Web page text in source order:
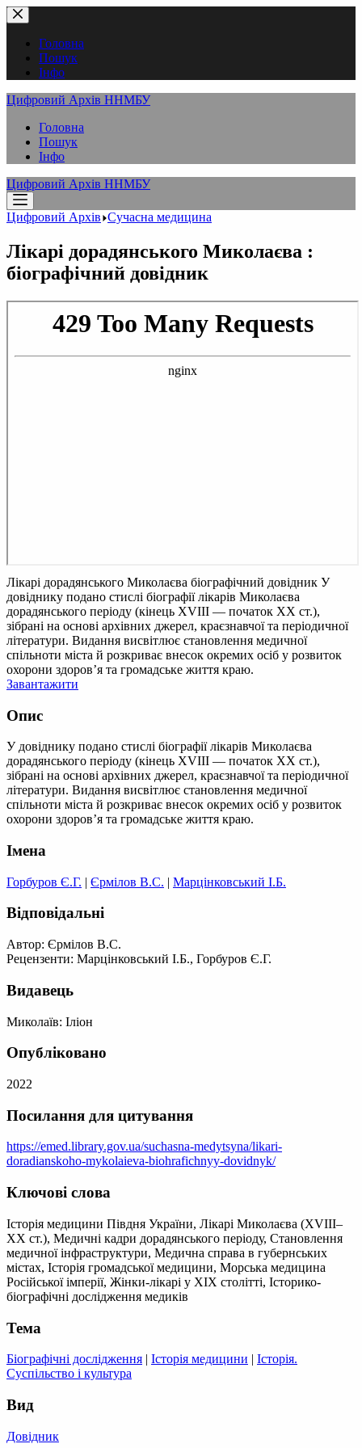
Перейти
до
вмістуГоловна
Пошук
Інфо
Цифровий Архів ННМБУ
Головна
Пошук
Інфо
Цифровий Архів ННМБУ
Цифровий Архів Сучасна медицина
Лікарі дорадянського Миколаєва :
біографічний довідник
Лікарі дорадянського Миколаєва біографічний довідник У
довіднику подано стислі біографії лікарів Миколаєва
дорадянського періоду (кінець XVIII — початок ХХ ст.),
зібрані на основі архівних джерел, краєзнавчої та періодичної
літератури. Видання висвітлює становлення медичної
спільноти міста й розкриває внесок окремих осіб у розвиток
охорони здоров’я та громадське життя краю.
Завантажити
Опис
У довіднику подано стислі біографії лікарів Миколаєва
дорадянського періоду (кінець XVIII — початок ХХ ст.),
зібрані на основі архівних джерел, краєзнавчої та періодичної
літератури. Видання висвітлює становлення медичної
спільноти міста й розкриває внесок окремих осіб у розвиток
охорони здоров’я та громадське життя краю.
Імена
Горбуров Є.Г. | Єрмілов В.С. | Марцінковський І.Б.
Відповідальні
Автор: Єрмілов В.С.
Рецензенти: Марцінковський І.Б., Горбуров Є.Г.
Видавець
Миколаїв: Іліон
Опубліковано
2022
Посилання для цитування
https://emed.library.gov.ua/suchasna-medytsyna/likari-
doradianskoho-mykolaieva-biohrafichnyy-dovidnyk/
Ключові слова
Історія медицини Півдня України, Лікарі Миколаєва (XVIII–
XX ст.), Медичні кадри дорадянського періоду, Становлення
медичної інфраструктури, Медична справа в губернських
містах, Історія громадської медицини, Морська медицина
Російської імперії, Жінки-лікарі у ХІХ столітті, Історико-
біографічні дослідження медиків
Тема
Біографічні дослідження | Історія медицини | Історія.
Суспільство і культура
Вид
Довідник